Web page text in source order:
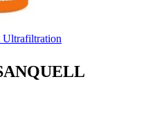
Ultrafiltration